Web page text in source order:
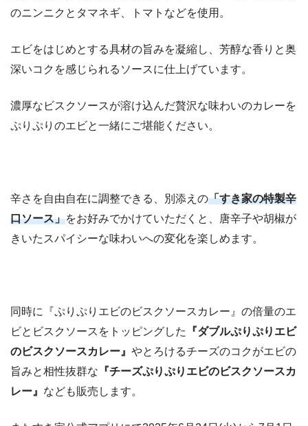
のニンニクとタマネギ、トマトなどを使用。
エビをはじめとする具材の旨みを凝縮し、芳醇な香りと奥
深いコクを感じられるソースに仕上げています。
濃厚なビスクソースが溶け込んだ贅沢な味わいのカレーを
ぷりぷりのエビと一緒にご堪能ください。
辛さを自由自在に調整できる、別添えの「すき家の特製辛
口ソース」をお好みでかけていただくと、唐辛子や胡椒が
きいたスパイシーな味わいへの変化を楽しめます。
同時に『ぷりぷりエビのビスクソースカレー』の倍量のエ
ビとビスクソースをトッピングした
『ダブルぷりぷりエビ
のビスクソースカレー』 やとろけるチーズのコクがエビの
旨みと相性抜群な 『チーズぷりぷりエビのビスクソースカ
レー』 なども販売します。